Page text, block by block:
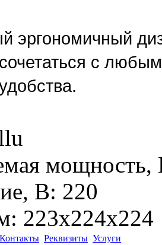
эргономичный
с
мощность,
В: 220
: 223х224х224
Контакты Реквизиты Услуги